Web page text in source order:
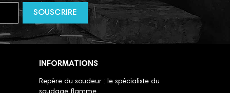
INFORMATIONS
Repère du soudeur : le spécialiste du